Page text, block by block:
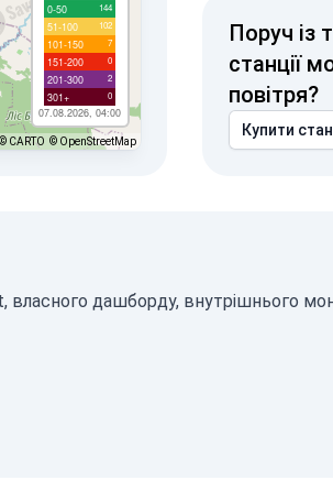
0-50 144
51-100 102
101-150 7
151-200 0
201-300 2
301+ 0
07.08.2026, 04:00
© CARTO © OpenStreetMap
Поруч із
станції
повітря?
Купити
дашборду, внутрішнього